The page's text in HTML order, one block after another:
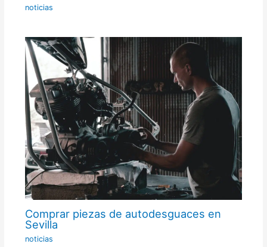
noticias
Comprar piezas de autodesguaces en
Sevilla
noticias